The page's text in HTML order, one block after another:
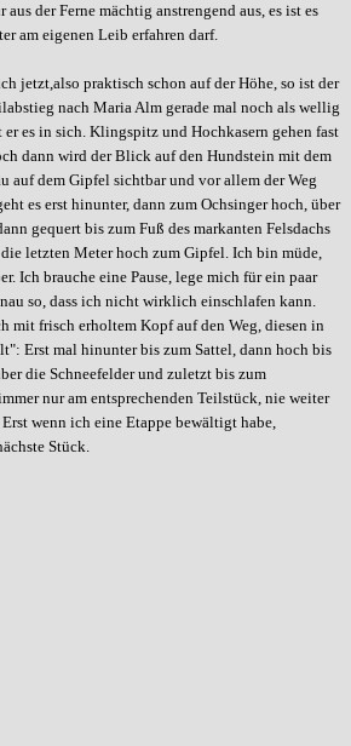
der Ferne mächtig anstrengend aus, es ist es
am eigenen Leib erfahren darf.
jetzt,also praktisch schon auf der Höhe, so ist der
nach Maria Alm gerade mal noch als wellig
es in sich. Klingspitz und Hochkasern gehen fast
dann wird der Blick auf den Hundstein mit dem
auf dem Gipfel sichtbar und vor allem der Weg
es erst hinunter, dann zum Ochsinger hoch, über
gequert bis zum Fuß des markanten Felsdachs
letzten Meter hoch zum Gipfel. Ich bin müde,
Ich brauche eine Pause, lege mich für ein paar
so, dass ich nicht wirklich einschlafen kann.
mit frisch erholtem Kopf auf den Weg, diesen in
Erst mal hinunter bis zum Sattel, dann hoch bis
die Schneefelder und zuletzt bis zum
nur am entsprechenden Teilstück, nie weiter
wenn ich eine Etappe bewältigt habe,
Stück.